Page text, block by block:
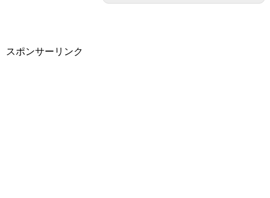
スポンサーリンク